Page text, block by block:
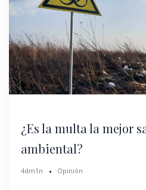
¿Es la multa la mejor
ambiental?
4dm1n Opinión